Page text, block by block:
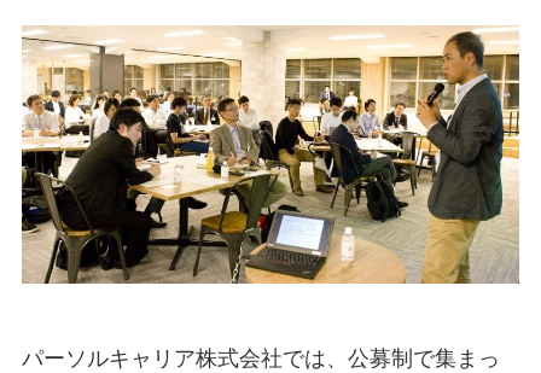
パーソルキャリア株式会社では、公募制で集まっ